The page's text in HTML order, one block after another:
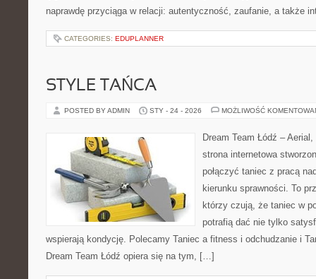
naprawdę przyciąga w relacji: autentyczność, zaufanie, a także
CATEGORIES: EDUPLANNER
STYLE TAŃCA
POSTED BY ADMIN STY - 24 - 2026 MOŻLIWOŚĆ
Dream Team Łódź –
strona internetowa
połączyć taniec z pracą
kierunku sprawności. To
którzy czują, że taniec w
potrafią dać nie tylko
wspierają kondycję. Polecamy Taniec a fitness i odchudzanie i
Dream Team Łódź opiera się na tym, […]